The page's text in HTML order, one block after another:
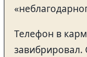
Телефон в